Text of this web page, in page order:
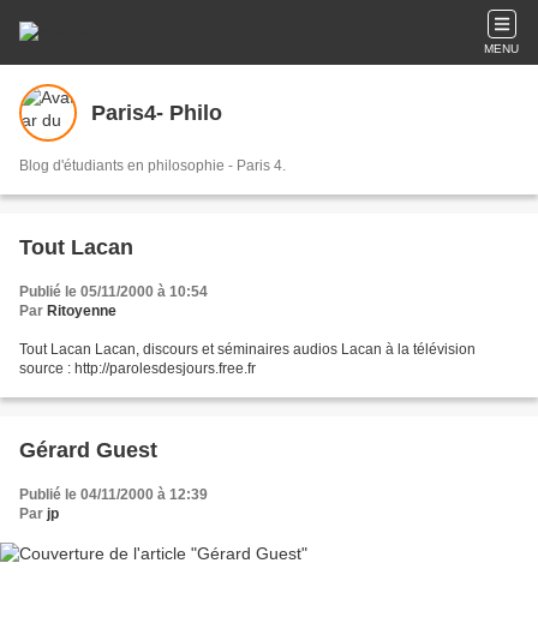
MENU
Paris4- Philo
Blog d'étudiants en philosophie - Paris 4.
Tout Lacan
Publié le 05/11/2000 à 10:54
Par Ritoyenne
Tout Lacan Lacan, discours et séminaires audios Lacan à la télévision
source : http://parolesdesjours.free.fr
Gérard Guest
Publié le 04/11/2000 à 12:39
Par jp